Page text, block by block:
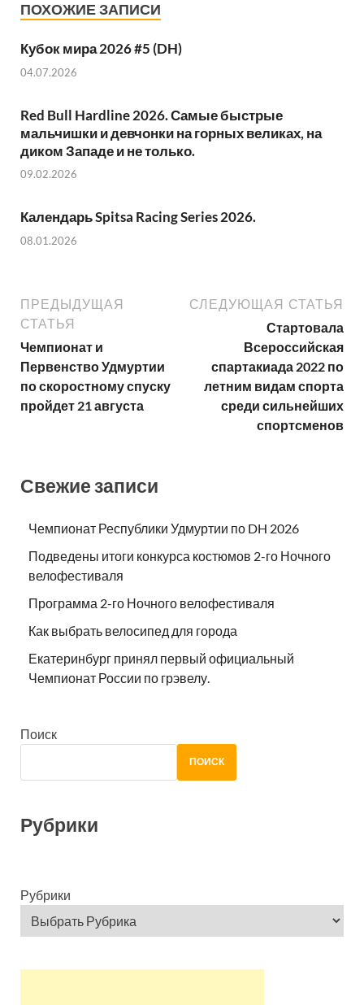
ПОХОЖИЕ ЗАПИСИ
Кубок мира 2026 #5 (DH)
04.07.2026
Red Bull Hardline 2026. Самые быстрые
мальчишки и девчонки на горных великах, на
диком Западе и не только.
09.02.2026
Календарь Spitsa Racing Series 2026.
08.01.2026
ПРЕДЫДУЩАЯ
СТАТЬЯ
Чемпионат и
Первенство Удмуртии
по скоростному спуску
пройдет 21 августа
СЛЕДУЮЩАЯ СТАТЬЯ
Стартовала
Всероссийская
спартакиада 2022 по
летним видам спорта
среди сильнейших
спортсменов
Свежие записи
Чемпионат Республики Удмуртии по DH 2026
Подведены итоги конкурса костюмов 2-го Ночного
велофестиваля
Программа 2-го Ночного велофестиваля
Как выбрать велосипед для города
Екатеринбург принял первый официальный
Чемпионат России по грэвелу.
Поиск
ПОИСК
Рубрики
Рубрики